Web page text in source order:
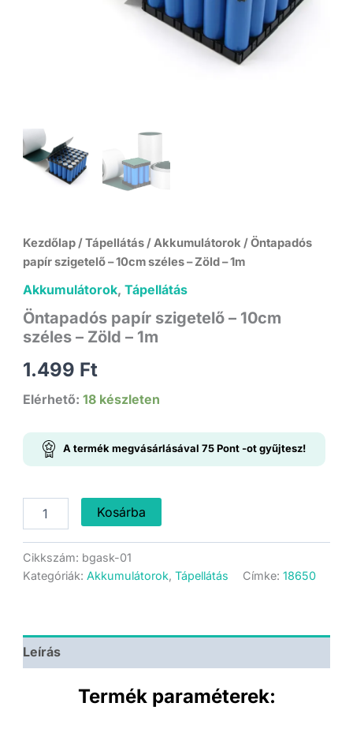
Kezdőlap/Tápellátás/Akkumulátorok / Öntapadós
papír szigetelő – 10cm széles – Zöld – 1m
Akkumulátorok, Tápellátás
Öntapadós papír szigetelő – 10cm
széles – Zöld – 1m
1.499 Ft
Elérhető: 18 készleten
A termék megvásárlásával 75Pont-ot gyűjtesz!
papír
-
széles
1m
Kosárba
Cikkszám: bgask-01
Kategóriák: Akkumulátorok, Tápellátás Címke: 18650
Leírás
Termék paraméterek: